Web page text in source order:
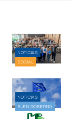
NOTICIAS
SOCIAL
NOTICIAS
BUEN GOBIERNO